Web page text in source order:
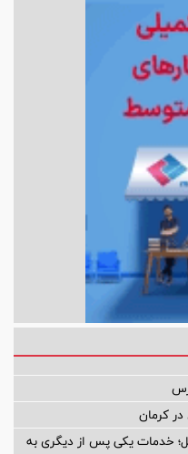
کرمان
خدمات یکی پس از دیگری به